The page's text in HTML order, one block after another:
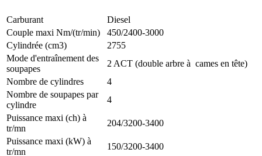
Carburant
Diesel
Couple maxi Nm/(tr/min)
450/2400-3000
Cylindrée (cm3)
2755
Mode d'entraînement des
soupapes
2 ACT (double arbre à cames en tête)
Nombre de cylindres
4
Nombre de soupapes par
cylindre
4
Puissance maxi (ch) à
tr/mn
204/3200-3400
Puissance maxi (kW) à
tr/mn
150/3200-3400